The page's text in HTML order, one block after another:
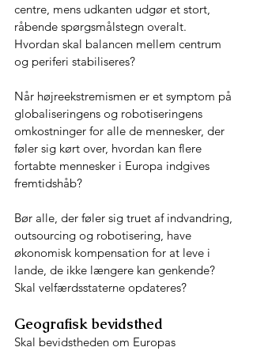
centre, mens udkanten udgør et stort,
råbende spørgsmålstegn overalt.
Hvordan skal balancen mellem centrum
og periferi stabiliseres?
Når højreekstremismen er et symptom på
globaliseringens og robotiseringens
omkostninger for alle de mennesker, der
føler sig kørt over, hvordan kan flere
fortabte mennesker i Europa indgives
fremtidshåb?
Bør alle, der føler sig truet af indvandring,
outsourcing og robotisering, have
økonomisk kompensation for at leve i
lande, de ikke længere kan genkende?
Skal velfærdsstaterne opdateres?
Geografisk bevidsthed
Skal bevidstheden om Europas